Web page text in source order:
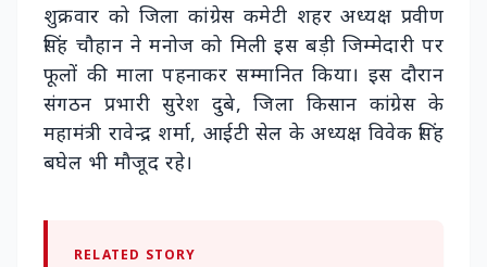
शुक्रवार को जिला कांग्रेस कमेटी शहर अध्यक्ष प्रवीण
सिंह चौहान ने मनोज को मिली इस बड़ी जिम्मेदारी पर
फूलों की माला पहनाकर सम्मानित किया। इस दौरान
संगठन प्रभारी सुरेश दुबे, जिला किसान कांग्रेस के
महामंत्री रावेन्द्र शर्मा, आईटी सेल के अध्यक्ष विवेक सिंह
बघेल भी मौजूद रहे।
RELATED STORY